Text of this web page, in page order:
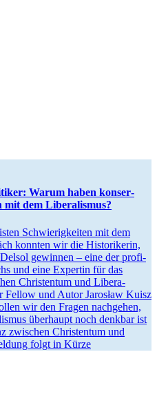
Warum haben konser­
mit dem Liberalismus?
Schwie­rig­keiten mit dem
konnten wir die Histo­ri­kerin,
gewinnen – eine der profi­
und eine Expertin für das
Chris­tentum und Libera­
Fellow und Autor Jarosław Kuisz
wir den Fragen nachgehen,
überhaupt noch denkbar ist
zwischen Chris­tentum und
folgt in Kürze